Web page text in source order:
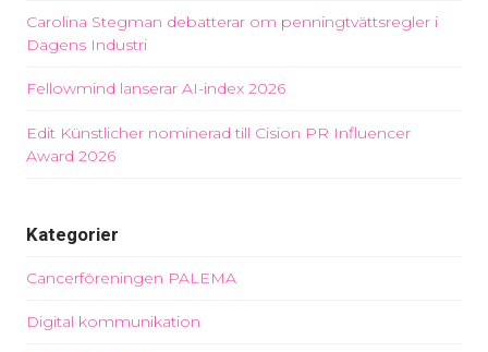
Carolina Stegman debatterar om penningtvättsregler i
Dagens Industri
Fellowmind lanserar AI-index 2026
Edit Künstlicher nominerad till Cision PR Influencer
Award 2026
Kategorier
Cancerföreningen PALEMA
Digital kommunikation